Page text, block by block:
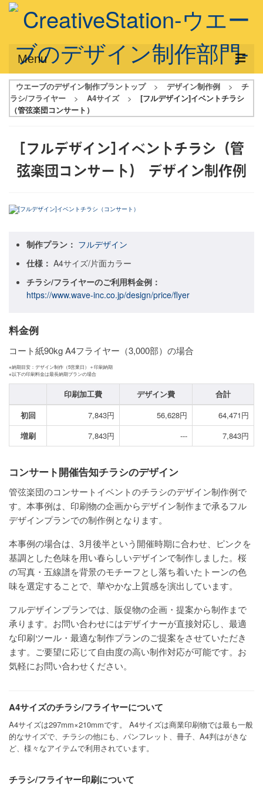
Menu
サービス概要
デザインプラン
デザインアシスト
フルデザイン
写真からイラスト作成
ご利用料金
ご利用ガイド
キャンセルについて
FAQ（よくあるご質問）
資料をダウンロード
ご利用規約
ウエーブのデザイン制作プラントップ > デザイン制作例 >
チ
ラシ/フライヤー
> A4サイズ >
[フルデザイン]イベントチラシ
（管弦楽団コンサート）
[フルデザイン]イベントチラシ（管
弦楽団コンサート） デザイン制作例
制作プラン： フルデザイン
仕様： A4サイズ/片面カラー
チラシ/フライヤーのご利用料金例：
https://www.wave-inc.co.jp/design/price/flyer
料金例
コート紙90kg A4フライヤー（3,000部）の場合
※納期目安：デザイン制作（5営業日）＋印刷納期
※以下の印刷料金は最長納期プランの場合
印刷加工費 デザイン費
合計
初回
7,843円 56,628円
64,471円
増刷
7,843円 --- 7,843円
コンサート開催告知チラシのデザイン
管弦楽団のコンサートイベントのチラシのデザイン制作例で
す。本事例は、印刷物の企画からデザイン制作まで承るフル
デザインプランでの制作例となります。
本事例の場合は、3月後半という開催時期に合わせ、ピンクを
基調とした色味を用い春らしいデザインで制作しました。桜
の写真・五線譜を背景のモチーフとし落ち着いたトーンの色
味を選定することで、華やかな上質感を演出しています。
フルデザインプランでは、販促物の企画・提案から制作まで
承ります。お問い合わせにはデザイナーが直接対応し、最適
な印刷ツール・最適な制作プランのご提案をさせていただき
ます。ご要望に応じて自由度の高い制作対応が可能です。お
気軽にお問い合わせください。
A4サイズのチラシ/フライヤーについて
A4サイズは297mm×210mmです。 A4サイズは商業印刷物では最も一般
的なサイズで、チラシの他にも、パンフレット、冊子、A4判はがきな
ど、様々なアイテムで利用されています。
チラシ/フライヤー印刷について